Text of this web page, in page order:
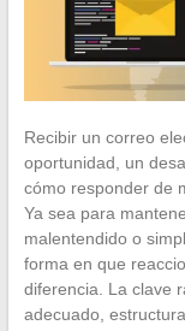
Recibir un correo
oportunidad, un
cómo responder de
Ya sea para
malentendido o
forma en que
diferencia. La clave
adecuado,